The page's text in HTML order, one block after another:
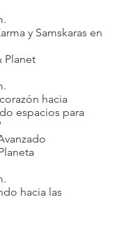
y Samskaras en
Planet
hacia
espacios para
hacia las